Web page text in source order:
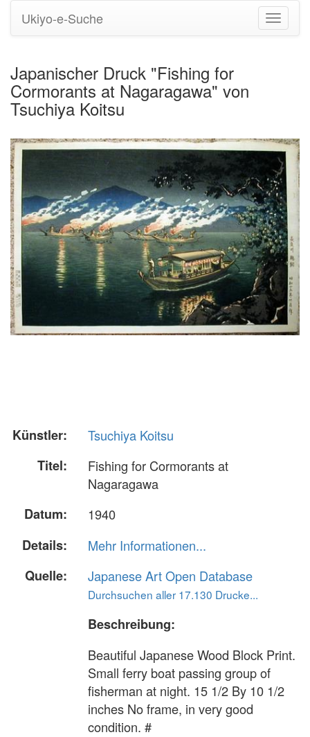
Ukiyo-e-Suche
Japanischer Druck "Fishing for
Cormorants at Nagaragawa" von
Tsuchiya Koitsu
Künstler:
Tsuchiya Koitsu
Titel:
Fishing for Cormorants at
Nagaragawa
Datum:
1940
Details:
Mehr Informationen...
Quelle:
Japanese Art Open Database
Durchsuchen aller 17.130 Drucke...
Beschreibung:
Beautiful Japanese Wood Block Print.
Small ferry boat passing group of
fisherman at night. 15 1/2 By 10 1/2
inches No frame, in very good
condition. #